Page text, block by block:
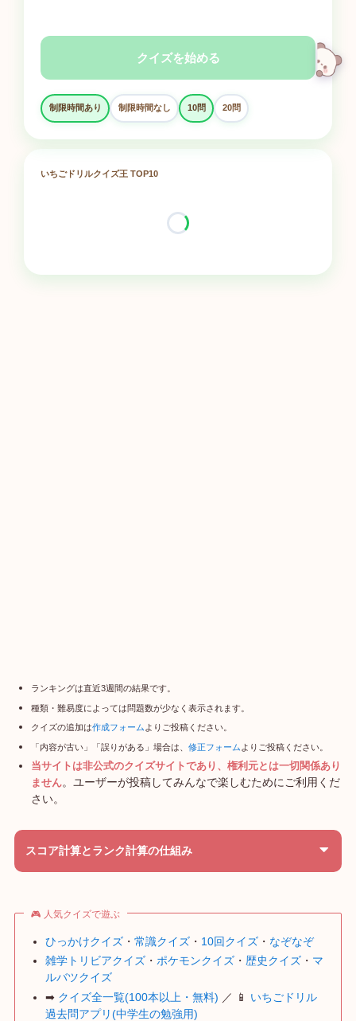
クイズを始める
制限時間あり 制限時間なし 10問 20問
いちごドリルクイズ王 TOP10
ランキングは直近3週間の結果です。
種類・難易度によっては問題数が少なく表示されます。
クイズの追加は作成フォーム よりご投稿ください。
「内容が古い」「誤りがある」場合は、 修正フォーム よりご投稿ください。
当サイトは非公式のクイズサイトであり、権利元とは一切関係あり
ません。ユーザーが投稿してみんなで楽しむためにご利用くだ
さい。
スコア計算とランク計算の仕組み
🎮 人気クイズで遊ぶ
ひっかけクイズ ・常識クイズ ・ 10回クイズ ・ なぞなぞ
雑学トリビアクイズ ・ポケモンクイズ ・ 歴史クイズ ・ マ
ルバツクイズ
➡ クイズ全一覧(100本以上・無料) ／ 📱 いちごドリル
過去問アプリ(中学生の勉強用)